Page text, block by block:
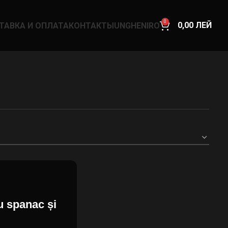
И ОПЛАТАКОНТАКТЫUNGHENIRO 0 0,00 ЛЕЙ
spanac și